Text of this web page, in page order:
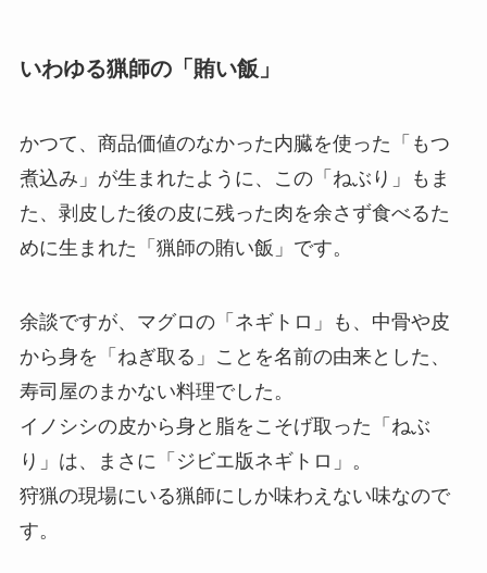
いわゆる猟師の「賄い飯」
かつて、商品価値のなかった内臓を使った「もつ
煮込み」が生まれたように、この「ねぶり」もま
た、剥皮した後の皮に残った肉を余さず食べるた
めに生まれた「猟師の賄い飯」です。
余談ですが、マグロの「ネギトロ」も、中骨や皮
から身を「ねぎ取る」ことを名前の由来とした、
寿司屋のまかない料理でした。
イノシシの皮から身と脂をこそげ取った「ねぶ
り」は、まさに「ジビエ版ネギトロ」。
狩猟の現場にいる猟師にしか味わえない味なので
す。